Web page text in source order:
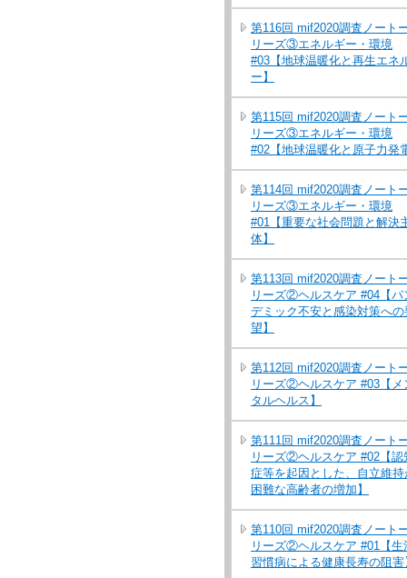
第116回 mif2020調査ノート
リーズ③エネルギー・環境
#03【地球温暖化と再生エネ
ー】
第115回 mif2020調査ノート
リーズ③エネルギー・環境
#02【地球温暖化と原子力発
第114回 mif2020調査ノート
リーズ③エネルギー・環境
#01【重要な社会問題と解決
体】
第113回 mif2020調査ノート
リーズ②ヘルスケア #04【パ
デミック不安と感染対策への
望】
第112回 mif2020調査ノート
リーズ②ヘルスケア #03【メ
タルヘルス】
第111回 mif2020調査ノート
リーズ②ヘルスケア #02【認
症等を起因とした、自立維持
困難な高齢者の増加】
第110回 mif2020調査ノート
リーズ②ヘルスケア #01【生
習慣病による健康長寿の阻害